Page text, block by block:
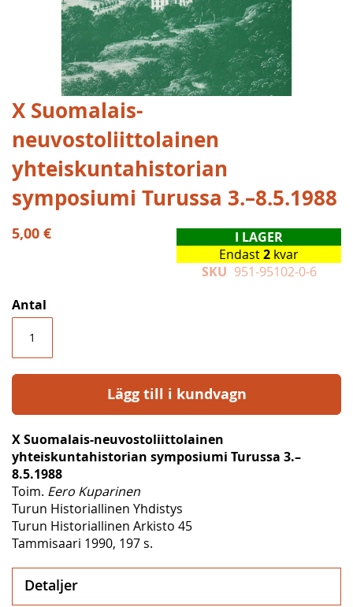
Hoppa
till
början
bildgalleriet
X Suomalais-
neuvostoliittolainen
yhteiskuntahistorian
symposiumi Turussa 3.–8.5.1988
5,00 €
I LAGER
Endast2 kvar
SKU 951-95102-0-6
Antal
Lägg till i kundvagn
X Suomalais-neuvostoliittolainen
yhteiskuntahistorian symposiumi Turussa 3.–
8.5.1988
Toim. Eero Kuparinen
Turun Historiallinen Yhdistys
Turun Historiallinen Arkisto 45
Tammisaari 1990, 197 s.
Detaljer